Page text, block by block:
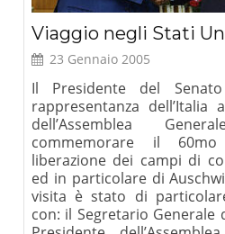
Viaggio negli Stati
23 Gennaio 2005
Il Presidente del
rappresentanza dell’Italia
dell’Assemblea
commemorare il
liberazione dei campi di
ed in particolare di
visita è stato di
con: il Segretario Generale